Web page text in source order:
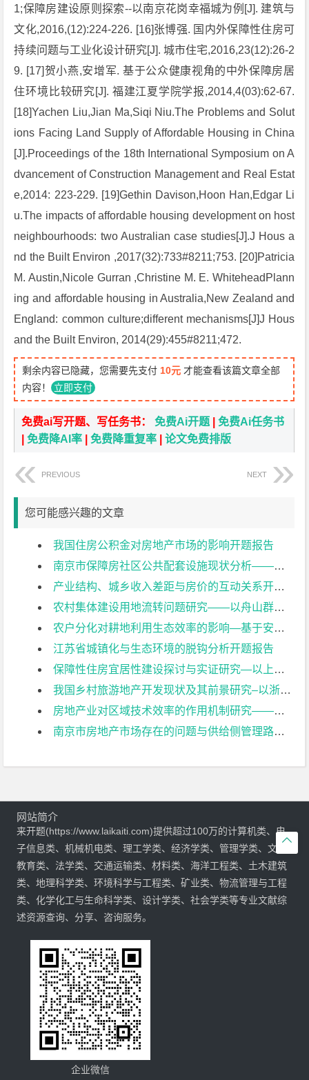
1;保障房建设原则探索--以南京花岗幸福城为例[J]. 建筑与
文化,2016,(12):224-226. [16]张博强. 国内外保障性住房可
持续问题与工业化设计研究[J]. 城市住宅,2016,23(12):26-2
9. [17]贺小燕,安增军. 基于公众健康视角的中外保障房居
住环境比较研究[J]. 福建江夏学院学报,2014,4(03):62-67.
[18]Yachen Liu,Jian Ma,Siqi Niu.The Problems and Solut
ions Facing Land Supply of Affordable Housing in China
[J].Proceedings of the 18th International Symposium on A
dvancement of Construction Management and Real Estat
e,2014: 223-229. [19]Gethin Davison,Hoon Han,Edgar Li
u.The impacts of affordable housing development on host
neighbourhoods: two Australian case studies[J].J Hous a
nd the Built Environ ,2017(32):733#8211;753. [20]Patricia
M. Austin,Nicole Gurran ,Christine M. E. WhiteheadPlann
ing and affordable housing in Australia,New Zealand and
England: common culture;different mechanisms[J]J Hous
and the Built Environ, 2014(29):455#8211;472.
剩余内容已隐藏，您需要先支付 10元 才能查看该篇文章全部
内容！ 立即支付
免费ai写开题、写任务书：免费Ai开题 |免费Ai任务书
|免费降AI率 |免费降重复率 |论文免费排版
PREVIOUS NEXT
您可能感兴趣的文章
我国住房公积金对房地产市场的影响开题报告
南京市保障房社区公共配套设施现状分析——以马群芝嘉花园、百水芊城、花岗幸福城为例开题报告
产业结构、城乡收入差距与房价的互动关系开题报告
农村集体建设用地流转问题研究——以舟山群岛新区为例开题报告
农户分化对耕地利用生态效率的影响—基于安徽省霍山县的调查数据开题报告
江苏省城镇化与生态环境的脱钩分析开题报告
保障性住房宜居性建设探讨与实证研究—以上海市公租房为例开题报告
我国乡村旅游地产开发现状及其前景研究–以浙江桐庐为例开题报告
房地产业对区域技术效率的作用机制研究——以无锡市为例开题报告
南京市房地产市场存在的问题与供给侧管理路径探讨开题报告

网站简介
来开题(https://www.laikaiti.com)提供超过100万的计算机类、电
子信息类、机械机电类、理工学类、经济学类、管理学类、文学
教育类、法学类、交通运输类、材料类、海洋工程类、土木建筑
类、地理科学类、环境科学与工程类、矿业类、物流管理与工程
类、化学化工与生命科学类、设计学类、社会学类等专业文献综
述资源查询、分享、咨询服务。
企业微信